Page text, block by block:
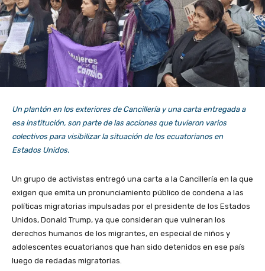
Un plantón en los exteriores de Cancillería y una carta entregada a
esa institución, son parte de las acciones que tuvieron varios
colectivos para visibilizar la situación de los ecuatorianos en
Estados Unidos.
Un grupo de activistas entregó una carta a la Cancillería en la que
exigen que emita un pronunciamiento público de condena a las
políticas migratorias impulsadas por el presidente de los Estados
Unidos, Donald Trump, ya que consideran que vulneran los
derechos humanos de los migrantes, en especial de niños y
adolescentes ecuatorianos que han sido detenidos en ese país
luego de redadas migratorias.